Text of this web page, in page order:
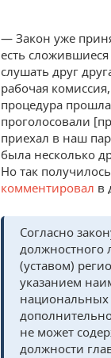
— Закон уже
есть
слушать друг
рабочая
процедура
проголосовали
приехал в наш
была несколько
Но так
комментировал в
Согласно
должностного
(уставом)
указанием
национальных
не может
должности